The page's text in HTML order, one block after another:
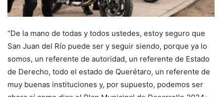
“De la mano de todas y todos ustedes, estoy seguro que
San Juan del Río puede ser y seguir siendo, porque ya lo
somos, un referente de autoridad, un referente de Estado
de Derecho, todo el estado de Querétaro, un referente de
muy buenas instituciones y, por supuesto, podemos ser